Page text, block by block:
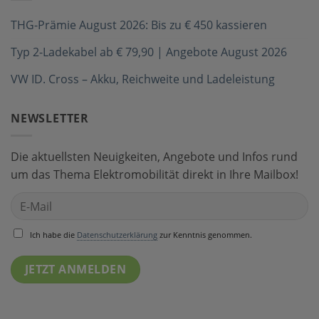
THG-Prämie August 2026: Bis zu € 450 kassieren
Typ 2-Ladekabel ab € 79,90 | Angebote August 2026
VW ID. Cross – Akku, Reichweite und Ladeleistung
NEWSLETTER
Die aktuellsten Neuigkeiten, Angebote und Infos rund
um das Thema Elektromobilität direkt in Ihre Mailbox!
Ich habe die Datenschutzerklärungzur Kenntnis genommen.